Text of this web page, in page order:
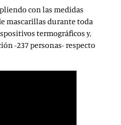
con las medidas
mascarillas durante toda
termográficos y,
-237 personas- respecto